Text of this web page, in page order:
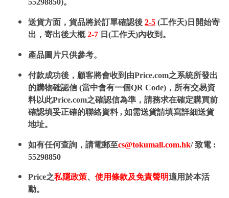
55298850)。
送貨方面，貨品將於訂單確認後 2-5 (工作天)日開始寄
出，寄出後大概2-7 日(工作天)內收到。
產品圖片只供參考。
付款成功後，顧客將會收到由Price.com之系統所發出
的購物確認信 (當中會有一個QR Code)，所有交易資
料以此Price.com之確認信為準，請務求在確定購買前
確認填妥正確的聯絡資料 , 如需送貨請填寫詳細送貨
地址。
如有任何查詢，請電郵至cs@tokumall.com.hk/ 致電 :
55298850
Price之私隱政策、 使用條款及免責聲明適用於本活
動。